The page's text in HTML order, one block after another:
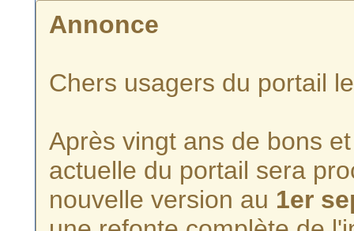
Annonce
Chers usagers du portail
Après vingt ans de bons
actuelle du portail sera
nouvelle version au 1er